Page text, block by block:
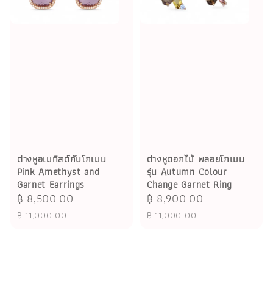
ต่างหูอเมทิสต์กับโกเมน
Pink Amethyst and
Garnet Earrings
Sale
price
฿ 8,500.00
฿ 11,000.00
ต่างหูดอกไม้ พลอยโกเมน
รุ่น Autumn Colour
Change Garnet Ring
Sale
price
฿ 8,900.00
฿ 11,000.00